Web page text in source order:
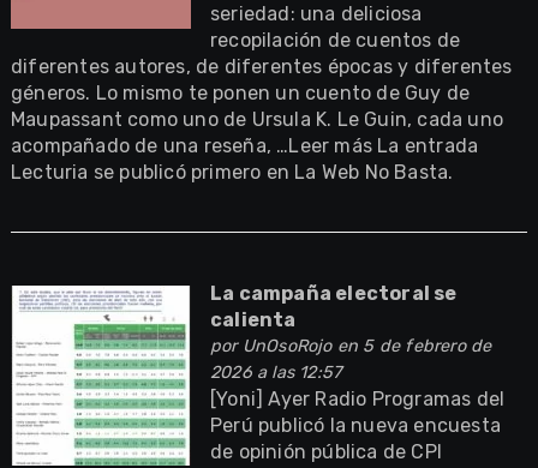
seriedad: una deliciosa
recopilación de cuentos de
diferentes autores, de diferentes épocas y diferentes
géneros. Lo mismo te ponen un cuento de Guy de
Maupassant como uno de Ursula K. Le Guin, cada uno
acompañado de una reseña, …Leer más La entrada
Lecturia se publicó primero en La Web No Basta.
La campaña electoral se
calienta
por UnOsoRojoen 5 de febrero de
2026 a las 12:57
[Yoni] Ayer Radio Programas del
Perú publicó la nueva encuesta
de opinión pública de CPI